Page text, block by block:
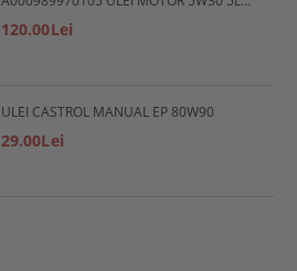
120.00Lei
ULEI CASTROL MANUAL EP 80W90
29.00Lei